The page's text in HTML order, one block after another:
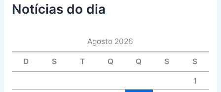
Notícias do dia
Agosto 2026
D S T Q Q S S
1